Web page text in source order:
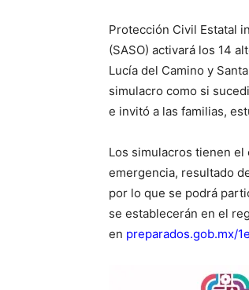
Protección Civil Estatal
(SASO) activará los 14
Lucía del Camino y
simulacro como si
e invitó a las familias,
Los simulacros tienen
emergencia, resultado
por lo que se podrá
se establecerán en el
en preparados.gob.mx/